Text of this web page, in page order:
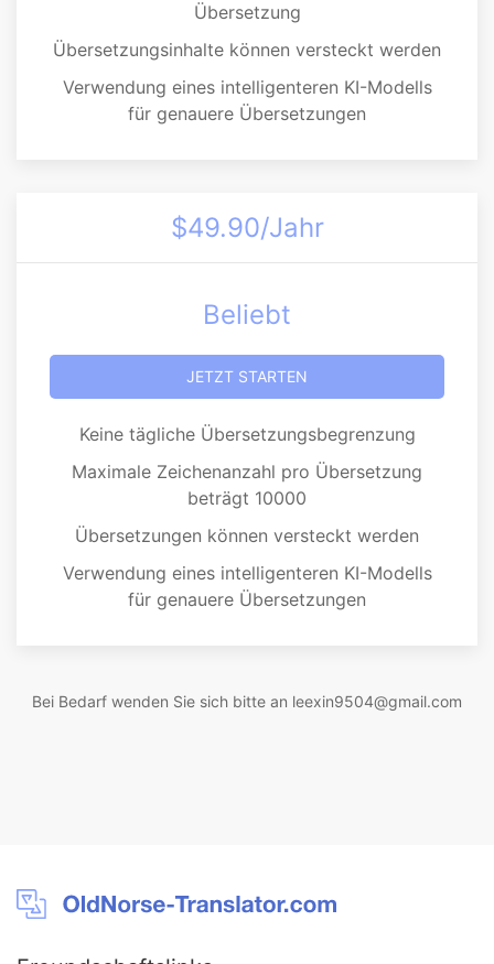
Übersetzung
Übersetzungsinhalte können versteckt werden
Verwendung eines intelligenteren KI-Modells
für genauere Übersetzungen
$49.90/Jahr
Beliebt
JETZT STARTEN
Keine tägliche Übersetzungsbegrenzung
Maximale Zeichenanzahl pro Übersetzung
beträgt 10000
Übersetzungen können versteckt werden
Verwendung eines intelligenteren KI-Modells
für genauere Übersetzungen
Bei Bedarf wenden Sie sich bitte an leexin9504@gmail.com